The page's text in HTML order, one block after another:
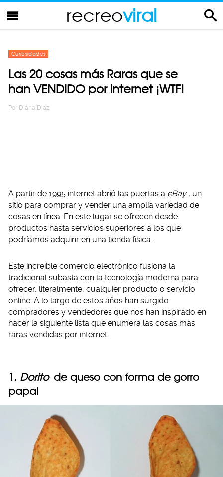
recreoviral
Curiosidades
Las 20 cosas más Raras que se
han VENDIDO por internet ¡WTF!
Por Diana Diaz
A partir de 1995 internet abrió las puertas a eBay , un
sitio para comprar y vender una amplia variedad de
cosas en línea. En este lugar se ofrecen desde
productos hasta servicios superiores a los que
podríamos adquirir en una tienda física.
Este increíble comercio electrónico fusiona la
tradicional subasta con la tecnología moderna para
ofrecer, literalmente, cualquier producto o servicio
online. A lo largo de estos años han surgido
compradores y vendedores que nos han inspirado en
hacer la siguiente lista que enumera las cosas más
raras vendidas por internet.
1. Dorito de queso con forma de gorro
papal